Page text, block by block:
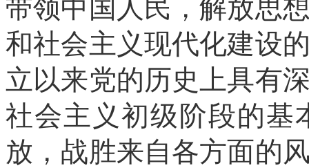
带领中国人民，解放思
和社会主义现代化建设
立以来党的历史上具有
社会主义初级阶段的基
放，战胜来自各方面的